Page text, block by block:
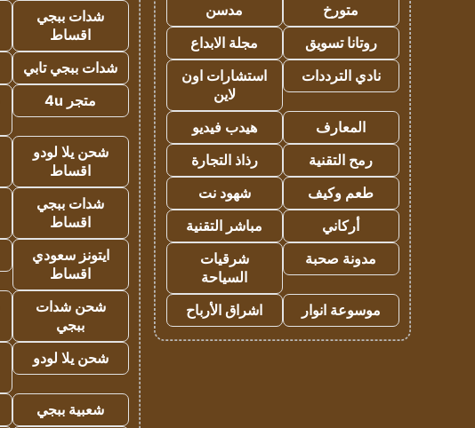
متورخ
مدسن
روتانا تسويق
مجلة الابداع
نادي الترددات
استشارات اون
لاين
المعارف
هيدب فيديو
رمح التقنية
رذاذ التجارة
طعم وكيف
شهود نت
أركاني
مباشر التقنية
مدونة صحبة
شرقيات
السياحة
موسوعة انوار
اشراق الأرباح
شدات ببجي
اقساط
شدات ببجي تابي
متجر 4u
شحن يلا لودو
اقساط
شدات ببجي
اقساط
ايتونز سعودي
اقساط
شحن شدات
ببجي
شحن يلا لودو
شعبية ببجي